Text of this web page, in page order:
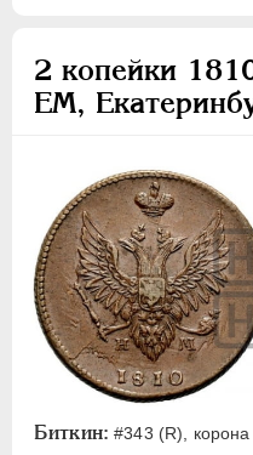
2 копейки
ЕМ,
Биткин: #343 (R),